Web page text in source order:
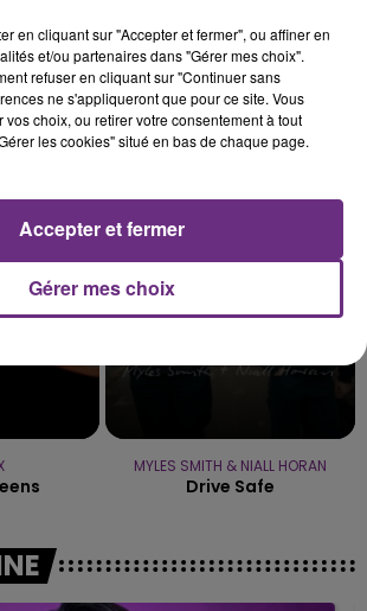
ZAHO & MC SOLAAR
5h13
5h13
MYLES SMITH & NIALL HORAN
Drive Safe
en cliquant sur "Accepter et fermer", ou affiner en
et/ou partenaires dans "Gérer mes choix".
refuser en cliquant sur "Continuer sans
ne s'appliqueront que pour ce site. Vous
vos choix, ou retirer votre consentement à tout
les cookies" situé en bas de chaque page.
Gérer mes choix
Accepter et fermer